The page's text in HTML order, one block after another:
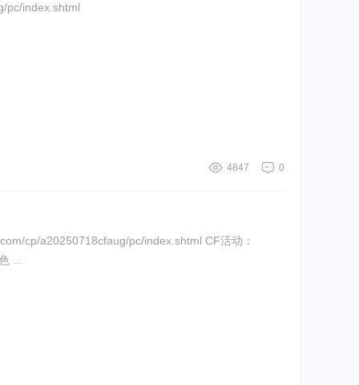
pc/index.shtml
0
4847
cp/a20250718cfaug/pc/index.shtml CF活动：
...